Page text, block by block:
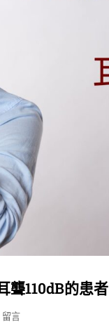
聾110dB的患者
留言